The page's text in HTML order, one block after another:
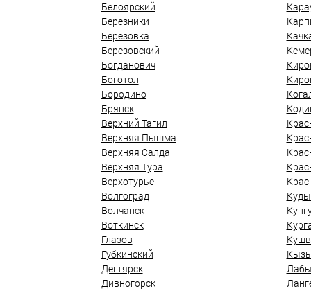
Белоярский
Березники
Березовка
Березовский
Богданович
Боготол
Бородино
Брянск
Верхний Тагил
Верхняя Пышма
Верхняя Салда
Верхняя Тура
Верхотурье
Волгоград
Волчанск
Воткинск
Глазов
Губкинский
Дегтярск
Дивногорск